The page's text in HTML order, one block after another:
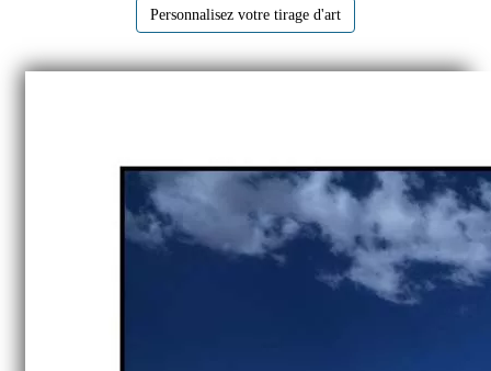
Personnalisez votre tirage d'art